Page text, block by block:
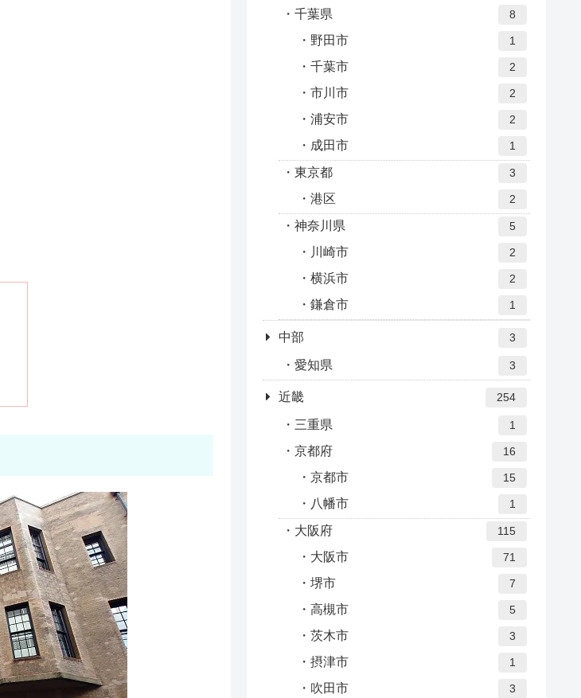
千葉県 8
野田市 1
千葉市 2
市川市 2
浦安市 2
成田市 1
東京都 3
港区 2
神奈川県 5
川崎市 2
横浜市 2
鎌倉市 1
中部 3
愛知県 3
近畿 254
三重県 1
京都府 16
京都市 15
八幡市 1
大阪府 115
大阪市 71
堺市 7
高槻市 5
茨木市 3
摂津市 1
吹田市 3